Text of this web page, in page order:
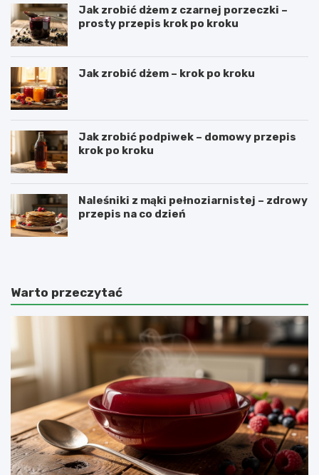
Jak zrobić dżem z czarnej porzeczki –
prosty przepis krok po kroku
Jak zrobić dżem – krok po kroku
Jak zrobić podpiwek – domowy przepis
krok po kroku
Naleśniki z mąki pełnoziarnistej – zdrowy
przepis na co dzień
Warto przeczytać